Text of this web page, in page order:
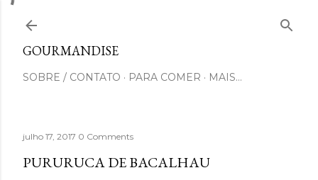
GOURMANDISE
SOBRE / CONTATO PARA COMER MAIS…
julho 17, 2017 0 Comments
PURURUCA DE BACALHAU